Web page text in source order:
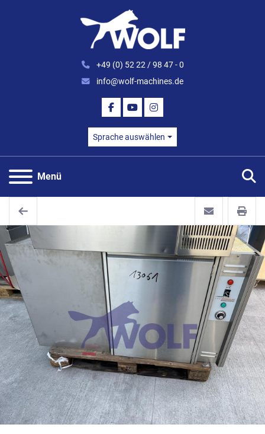
+49 (0) 52 22 / 98 47 - 0
info@wolf-machines.de
FACEBOOK
YOUTUBEINSTAGRAM
Sprache auswählen
Menü